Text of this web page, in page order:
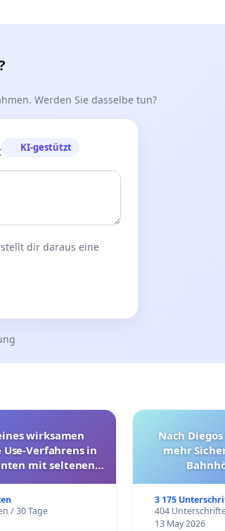
Werden Sie dasselbe tun?
KI-gestützt
dir daraus eine
wirksamen
Use-Verfahrens in
mit seltenen
/ 30 Tage
Nach
mehr
3 175
404
13 May 2026